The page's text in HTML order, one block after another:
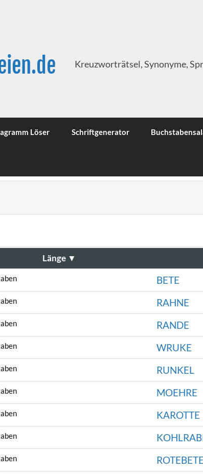
Kreuzworträtsel, Synonyme,
Löser Schriftgenerator
Länge ▼
BETE
RAHNE
RANDE
WRUKE
RUNKEL
MOEHRE
KAROTTE
ROTEBETE